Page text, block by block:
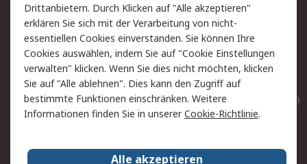
Rechtliches
AGB
Datenschutz
Cookie-Richtlinie
Zahlungsbedingungen
Copyright/Impressum
Entsorgung
Elektrogeräte/Batterien
RS weltweit
Drittanbietern. Durch Klicken auf "Alle akzeptieren"
erklären Sie sich mit der Verarbeitung von nicht-
essentiellen Cookies einverstanden. Sie können Ihre
Cookies auswählen, indem Sie auf "Cookie Einstellungen
verwalten" klicken. Wenn Sie dies nicht möchten, klicken
Sie auf "Alle ablehnen". Dies kann den Zugriff auf
bestimmte Funktionen einschränken. Weitere
Informationen finden Sie in unsererCookie-Richtlinie.
Alle akzeptieren